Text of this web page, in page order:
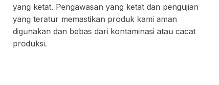
Layanan Desain Produksi
yang ketat. Pengawasan yang ketat dan pengujian
yang teratur memastikan produk kami aman
digunakan dan bebas dari kontaminasi atau cacat
produksi.